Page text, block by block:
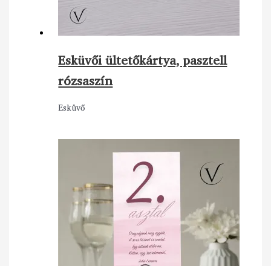
Esküvői ültetőkártya, pasztell
rózsaszín
Esküvő